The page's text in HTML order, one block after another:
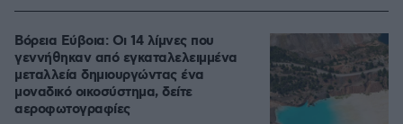
Βόρεια Εύβοια: Οι 14 λίμνες που
γεννήθηκαν από εγκαταλελειμμένα
μεταλλεία δημιουργώντας ένα
μοναδικό οικοσύστημα, δείτε
αεροφωτογραφίες